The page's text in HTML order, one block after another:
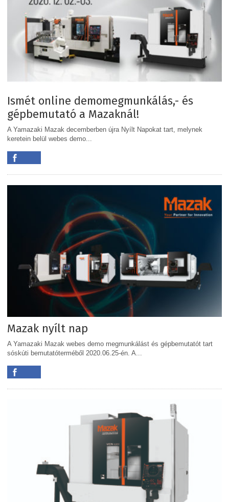
Ismét online demomegmunkálás,- és
gépbemutató a Mazaknál!
A Yamazaki Mazak decemberben újra Nyílt Napokat tart, melynek
keretein belül webes demo...
Mazak nyílt nap
A Yamazaki Mazak webes demo megmunkálást és gépbemutatót tart
sóskúti bemutatóterméből 2020.06.25-én. A...